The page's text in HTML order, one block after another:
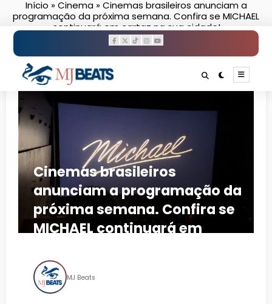
para
Início »Cinema»Cinemas brasileiros anunciam a
programação da próxima semana. Confira se MICHAEL
continuará em cartaz na sua cidade!
Cinemas brasileiros
anunciam a programação da
próxima semana. Confira se
MICHAEL continuará em
MJ Beats